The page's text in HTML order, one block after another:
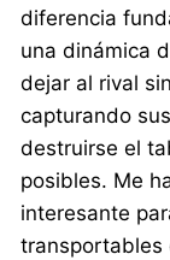
diferencia
una dinámica
dejar al rival
capturando
destruirse el
posibles. Me
interesante
transportables